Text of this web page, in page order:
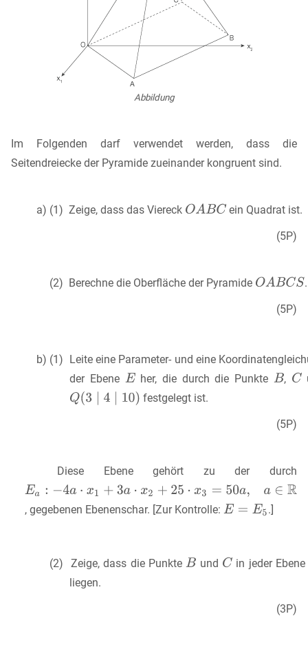
Abbildung
Im Folgenden darf verwendet werden, dass die
Seitendreiecke der Pyramide zueinander kongruent sind.
a) (1) Zeige, dass das Viereck
ein Quadrat ist.
(5P)
(2) Berechne die Oberfläche der Pyramide
.
(5P)
b) (1) Leite eine Parameter- und eine
der Ebene
her, die durch die Punkte ,
festgelegt ist.
(5P)
Diese Ebene gehört zu der durch
, gegebenen Ebenenschar. [Zur Kontrolle: .]
(2) Zeige, dass die Punkte und
in jeder
liegen.
(3P)